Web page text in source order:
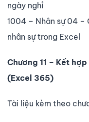
ngày nghỉ
1004 – Nhân sự 04 –
nhân sự trong Excel
Chương 11 – Kết
(Excel 365)
Tài liệu kèm theo